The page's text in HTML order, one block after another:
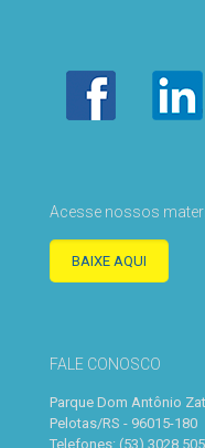
Acesse nossos
BAIXE AQUI
FALE CONOSCO
Parque Dom Antônio
Pelotas/RS - 96015-180
Telefones: (53)